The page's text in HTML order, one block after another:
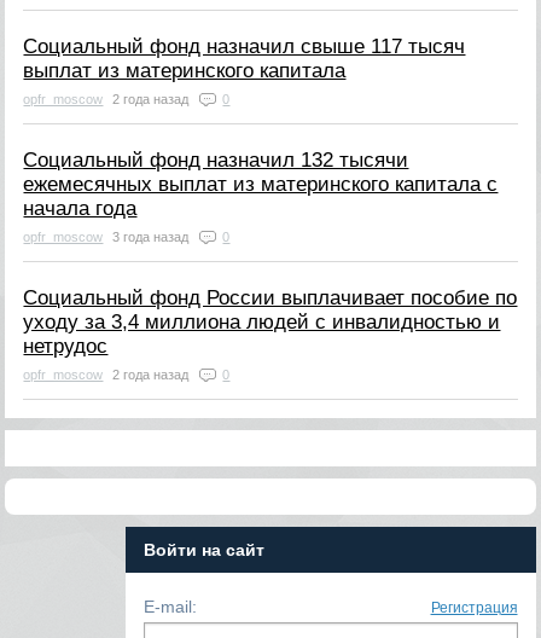
Социальный фонд назначил свыше 117 тысяч
выплат из материнского капитала
opfr_moscow 2 года назад 0
Социальный фонд назначил 132 тысячи
ежемесячных выплат из материнского капитала с
начала года
opfr_moscow 3 года назад 0
Социальный фонд России выплачивает пособие по
уходу за 3,4 миллиона людей с инвалидностью и
нетрудос
opfr_moscow 2 года назад 0
Войти на сайт
E-mail: Регистрация